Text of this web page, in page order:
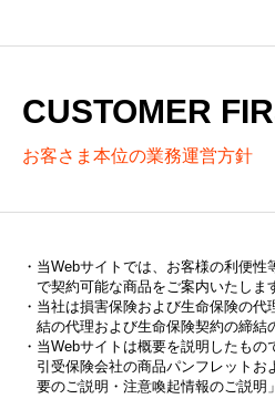
CUSTOMER
お客さま本位の業務運営方針
当Webサイトでは、お客様の利便性
で契約可能な商品をご案内いたしま
当社は損害保険および生命保険の代
結の代理および生命保険契約の締結
当Webサイトは概要を説明したもの
引受保険会社の商品パンフレット
要のご説明・注意喚起情報のご説明